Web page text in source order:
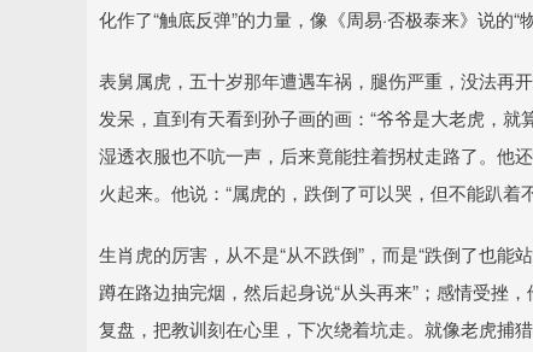
化作了“触底反弹”的力量，像《周易·否极泰来》说的
表舅属虎，五十岁那年遭遇车祸，腿伤严重，没法再
发呆，直到有天看到孙子画的画：“爷爷是大老虎，
湿透衣服也不吭一声，后来竟能拄着拐杖走路了。他
火起来。他说：“属虎的，跌倒了可以哭，但不能趴着
生肖虎的厉害，从不是“从不跌倒”，而是“跌倒了也
蹲在路边抽完烟，然后起身说“从头再来”；感情受挫
复盘，把教训刻在心里，下次绕着坑走。就像老虎捕